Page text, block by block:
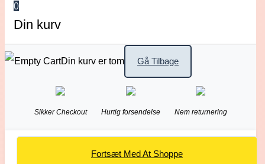
0
Din kurv
Din kurv er tom Gå Tilbage
Sikker Checkout Hurtig forsendelse Nem returnering
Fortsæt Med At Shoppe